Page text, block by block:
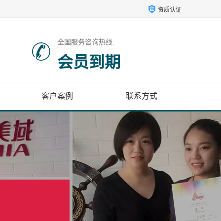
资质认证
全国服务咨询热线:
会员到期
客户案例 联系方式